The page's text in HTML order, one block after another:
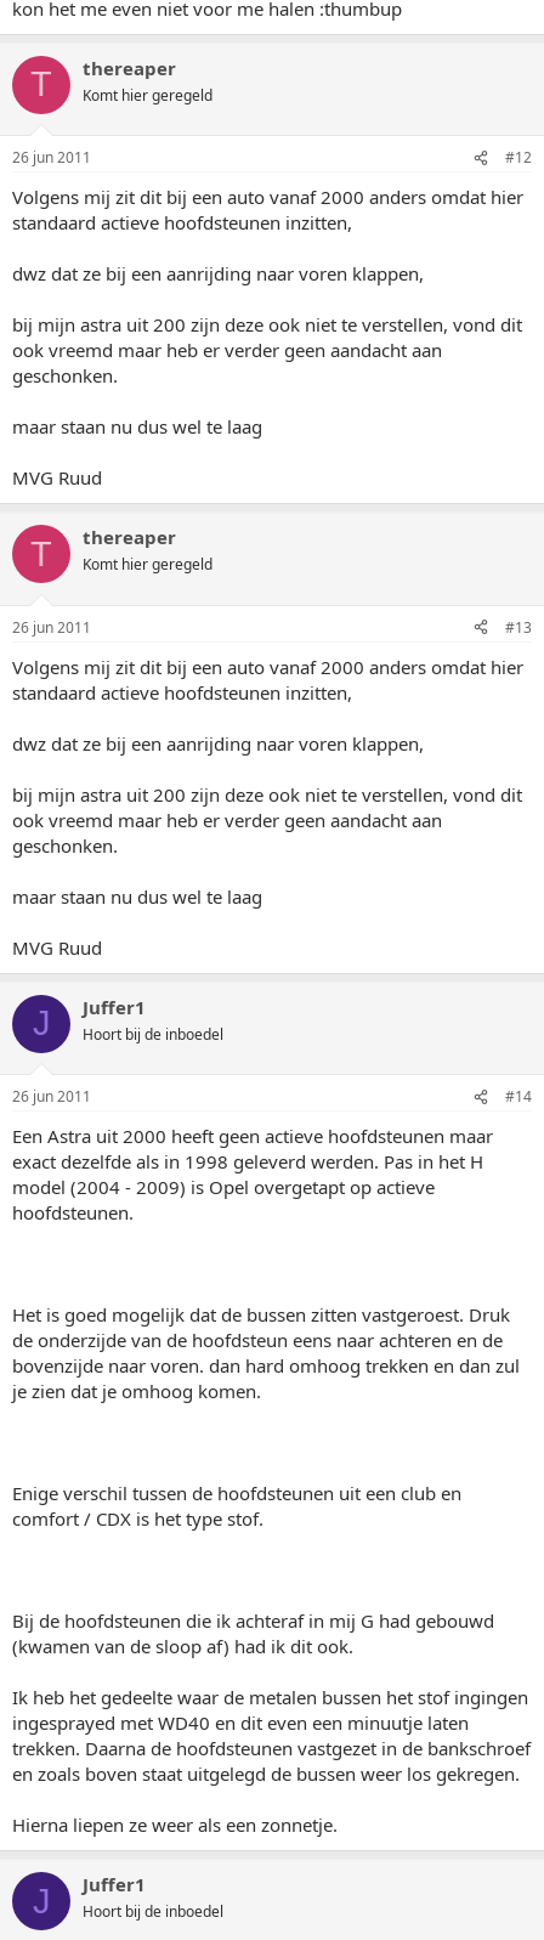
kon het me even niet voor me halen :thumbup
T thereaper
Komt hier geregeld
26 jun 2011 #12
Volgens mij zit dit bij een auto vanaf 2000 anders omdat hier
standaard actieve hoofdsteunen inzitten,
dwz dat ze bij een aanrijding naar voren klappen,
bij mijn astra uit 200 zijn deze ook niet te verstellen, vond dit
ook vreemd maar heb er verder geen aandacht aan
geschonken.
maar staan nu dus wel te laag
MVG Ruud
T thereaper
Komt hier geregeld
26 jun 2011 #13
Volgens mij zit dit bij een auto vanaf 2000 anders omdat hier
standaard actieve hoofdsteunen inzitten,
dwz dat ze bij een aanrijding naar voren klappen,
bij mijn astra uit 200 zijn deze ook niet te verstellen, vond dit
ook vreemd maar heb er verder geen aandacht aan
geschonken.
maar staan nu dus wel te laag
MVG Ruud
J Juffer1
Hoort bij de inboedel
26 jun 2011 #14
Een Astra uit 2000 heeft geen actieve hoofdsteunen maar
exact dezelfde als in 1998 geleverd werden. Pas in het H
model (2004 - 2009) is Opel overgetapt op actieve
hoofdsteunen.
Het is goed mogelijk dat de bussen zitten vastgeroest. Druk
de onderzijde van de hoofdsteun eens naar achteren en de
bovenzijde naar voren. dan hard omhoog trekken en dan zul
je zien dat je omhoog komen.
Enige verschil tussen de hoofdsteunen uit een club en
comfort / CDX is het type stof.
Bij de hoofdsteunen die ik achteraf in mij G had gebouwd
(kwamen van de sloop af) had ik dit ook.
Ik heb het gedeelte waar de metalen bussen het stof ingingen
ingesprayed met WD40 en dit even een minuutje laten
trekken. Daarna de hoofdsteunen vastgezet in de bankschroef
en zoals boven staat uitgelegd de bussen weer los gekregen.
Hierna liepen ze weer als een zonnetje.
J Juffer1
Hoort bij de inboedel